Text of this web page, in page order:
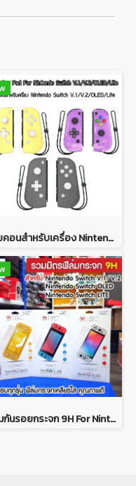
จอยคอนสำหรับเครื่อง Nintendo Switch V.1/V.2/OLED/Lite Joy Con Pad For Nintendo Switch V.1/V.2/OLED/Lite
ฟิล์มกันรอยกระจก 9H For Nintendo Switch ฟิล์มกระจกคุณภาพดี เต็มจอ กันรอยขีดข่วนได้ดี ติดง่าย